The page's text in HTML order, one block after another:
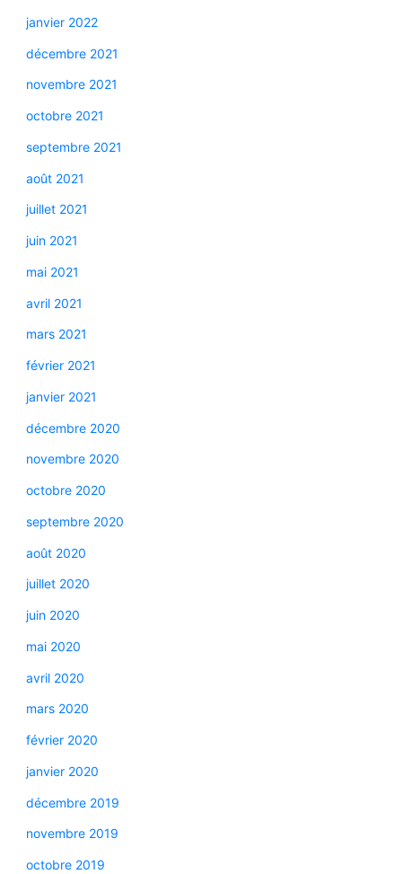
janvier 2022
décembre 2021
novembre 2021
octobre 2021
septembre 2021
août 2021
juillet 2021
juin 2021
mai 2021
avril 2021
mars 2021
février 2021
janvier 2021
décembre 2020
novembre 2020
octobre 2020
septembre 2020
août 2020
juillet 2020
juin 2020
mai 2020
avril 2020
mars 2020
février 2020
janvier 2020
décembre 2019
novembre 2019
octobre 2019